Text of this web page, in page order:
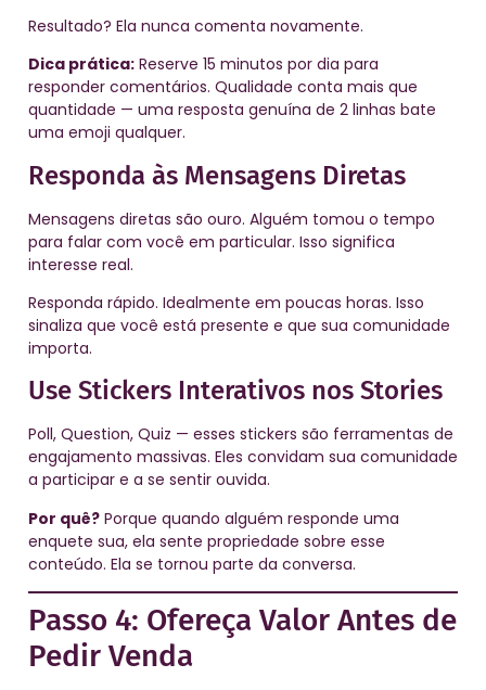
Resultado? Ela nunca comenta novamente.
Dica prática: Reserve 15 minutos por dia para
responder comentários. Qualidade conta mais que
quantidade — uma resposta genuína de 2 linhas bate
uma emoji qualquer.
Responda às Mensagens Diretas
Mensagens diretas são ouro. Alguém tomou o tempo
para falar com você em particular. Isso significa
interesse real.
Responda rápido. Idealmente em poucas horas. Isso
sinaliza que você está presente e que sua comunidade
importa.
Use Stickers Interativos nos Stories
Poll, Question, Quiz — esses stickers são ferramentas de
engajamento massivas. Eles convidam sua comunidade
a participar e a se sentir ouvida.
Por quê? Porque quando alguém responde uma
enquete sua, ela sente propriedade sobre esse
conteúdo. Ela se tornou parte da conversa.
Passo 4: Ofereça Valor Antes de
Pedir Venda